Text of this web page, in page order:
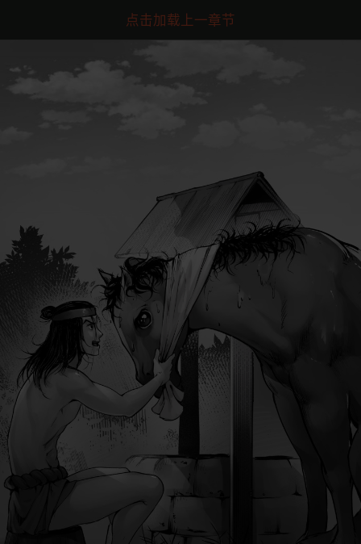
点击加载上一章节